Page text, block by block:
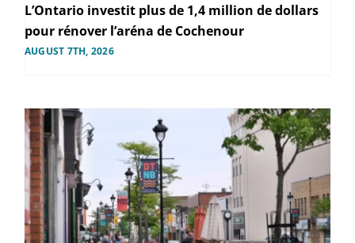
L’Ontario investit plus de 1,4 million de dollars
pour rénover l’aréna de Cochenour
AUGUST 7TH, 2026